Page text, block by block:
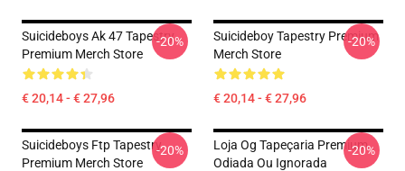
Suicideboys Ak 47 Tapestry
Premium Merch Store
€ 20,14 - € 27,96
-20%
Suicideboy Tapestry Premium
Merch Store
€ 20,14 - € 27,96
-20%
Suicideboys Ftp Tapestry
Premium Merch Store
-20%
Loja Og Tapeçaria Premium
Odiada Ou Ignorada
-20%